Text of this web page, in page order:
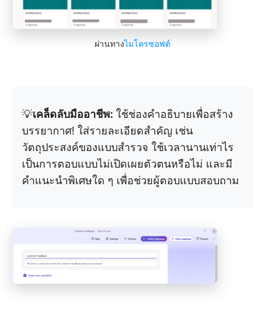
ผ่านทางไมโครซอฟต์
💡เคล็ดลับมืออาชีพ: ใช้ช่องคำอธิบายเพื่อสร้าง
บรรยากาศ! ใส่รายละเอียดสำคัญ เช่น
วัตถุประสงค์ของแบบสำรวจ ใช้เวลานานเท่าไร
เป็นการตอบแบบไม่เปิดเผยตัวตนหรือไม่ และมี
คำแนะนำพิเศษใด ๆ เพื่อช่วยผู้ตอบแบบสอบถาม